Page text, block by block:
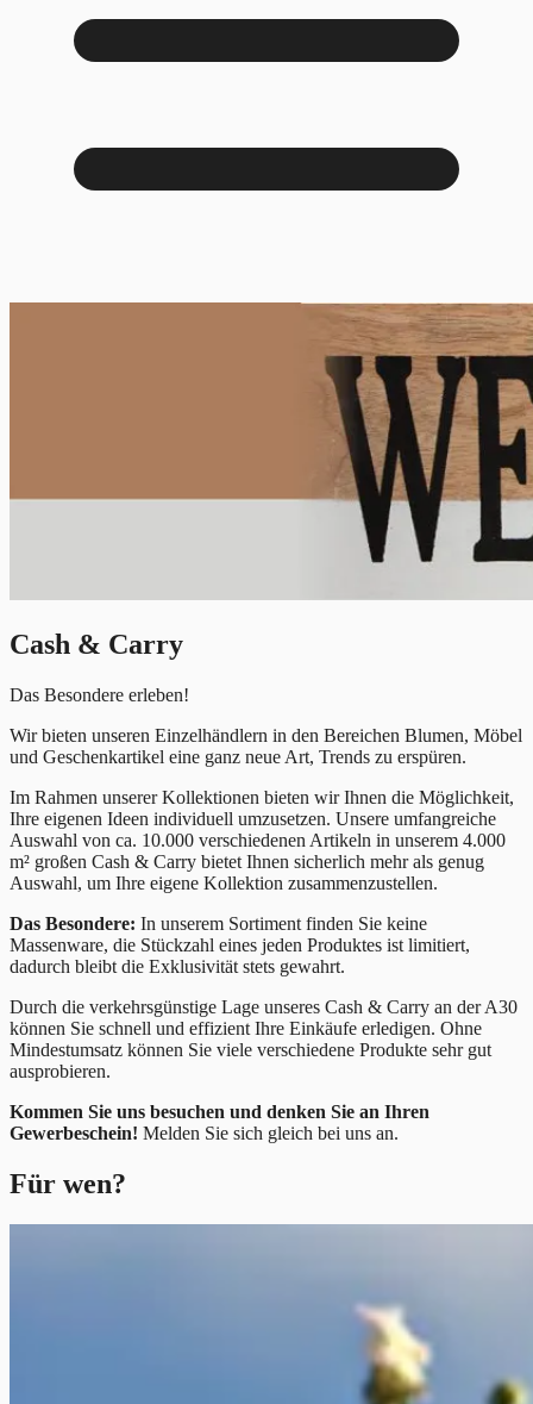
Cash & Carry
Das Besondere erleben!
Wir bieten unseren Einzelhändlern in den Bereichen Blumen, Möbel
und Geschenkartikel eine ganz neue Art, Trends zu erspüren.
Im Rahmen unserer Kollektionen bieten wir Ihnen die Möglichkeit,
Ihre eigenen Ideen individuell umzusetzen. Unsere umfangreiche
Auswahl von ca. 10.000 verschiedenen Artikeln in unserem 4.000
m² großen Cash & Carry bietet Ihnen sicherlich mehr als genug
Auswahl, um Ihre eigene Kollektion zusammenzustellen.
Das Besondere: In unserem Sortiment finden Sie keine
Massenware, die Stückzahl eines jeden Produktes ist limitiert,
dadurch bleibt die Exklusivität stets gewahrt.
Durch die verkehrsgünstige Lage unseres Cash & Carry an der A30
können Sie schnell und effizient Ihre Einkäufe erledigen. Ohne
Mindestumsatz können Sie viele verschiedene Produkte sehr gut
ausprobieren.
Kommen Sie uns besuchen und denken Sie an Ihren
Gewerbeschein! Melden Sie sich gleich bei uns an.
Für wen?